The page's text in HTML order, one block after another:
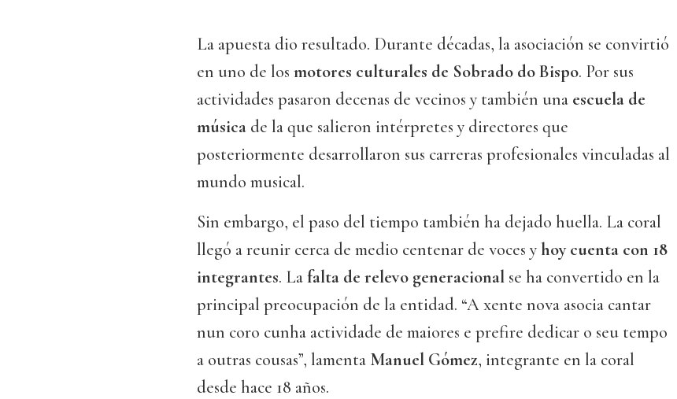
La apuesta dio resultado. Durante décadas, la asociación se convirtió
en uno de los motores culturales de Sobrado do Bispo. Por sus
actividades pasaron decenas de vecinos y también una escuela de
música de la que salieron intérpretes y directores que
posteriormente desarrollaron sus carreras profesionales vinculadas al
mundo musical.
Sin embargo, el paso del tiempo también ha dejado huella. La coral
llegó a reunir cerca de medio centenar de voces yhoy cuenta con 18
integrantes. Lafalta de relevo generacional se ha convertido en la
principal preocupación de la entidad. “A xente nova asocia cantar
nun coro cunha actividade de maiores e prefire dedicar o seu tempo
a outras cousas”, lamenta Manuel Gómez, integrante en la coral
desde hace 18 años.